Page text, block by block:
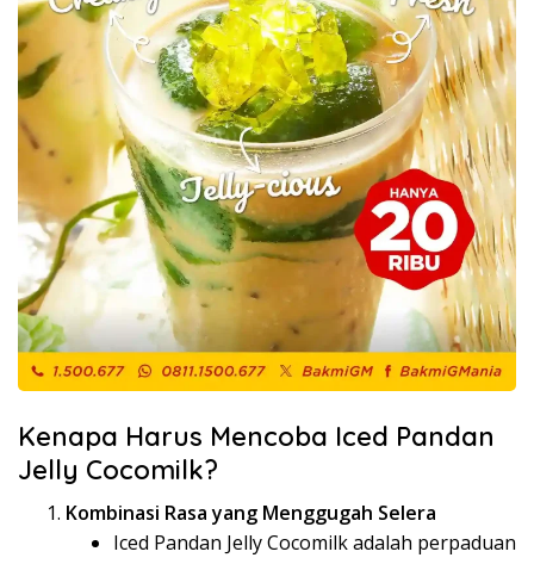
Kenapa Harus Mencoba Iced Pandan
Jelly Cocomilk?
Kombinasi Rasa yang Menggugah Selera
Iced Pandan Jelly Cocomilk adalah perpaduan